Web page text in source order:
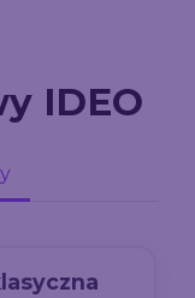
IDEO